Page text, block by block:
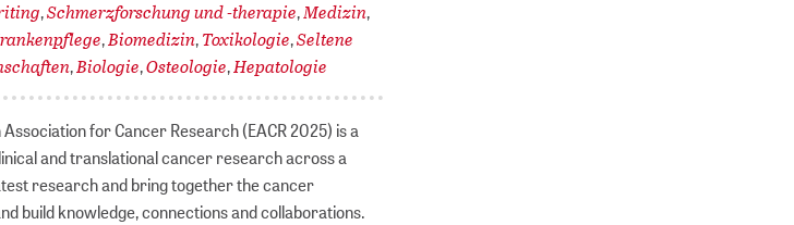
,Schmerzforschung und -therapie,Medizin,
,Biomedizin,Toxikologie,Seltene
,Biologie,Osteologie,Hepatologie
for Cancer Research (EACR 2025) is a
and translational cancer research across a
research and bring together the cancer
build knowledge, connections and collaborations.